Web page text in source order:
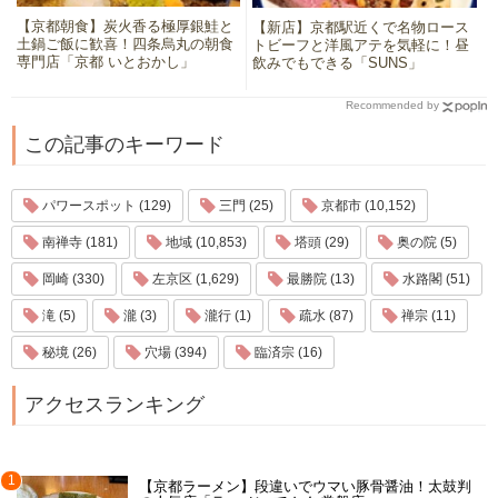
【京都朝食】炭火香る極厚銀鮭と
土鍋ご飯に歓喜！四条烏丸の朝食
専門店「京都 いとおかし」
【新店】京都駅近くで名物ロース
トビーフと洋風アテを気軽に！昼
飲みでもできる「SUNS」
Recommended by
この記事のキーワード
パワースポット (129) 三門 (25) 京都市 (10,152)
南禅寺 (181) 地域 (10,853) 塔頭 (29) 奥の院 (5)
岡崎 (330) 左京区 (1,629) 最勝院 (13) 水路閣 (51)
滝 (5) 瀧 (3) 瀧行 (1) 疏水 (87) 禅宗 (11)
秘境 (26) 穴場 (394) 臨済宗 (16)
アクセスランキング
1
【京都ラーメン】段違いでウマい豚骨醤油！太鼓判